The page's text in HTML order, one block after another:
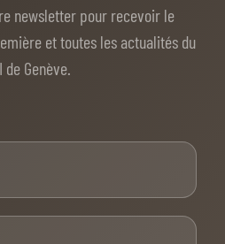
newsletter pour recevoir le
et toutes les actualités du
de Genève.